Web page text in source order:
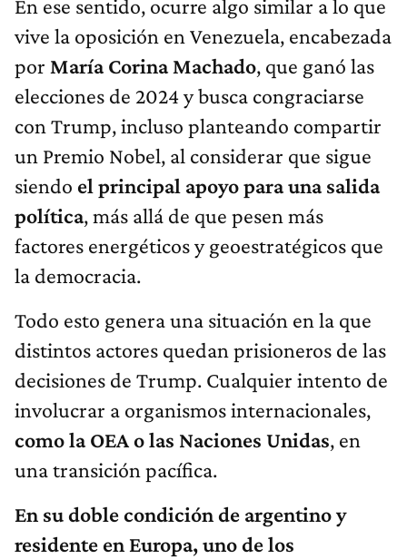
En ese sentido, ocurre algo similar a lo que
vive la oposición en Venezuela, encabezada
por María Corina Machado, que ganó las
elecciones de 2024 y busca congraciarse
con Trump, incluso planteando compartir
un Premio Nobel, al considerar que sigue
siendo el principal apoyo para una salida
política, más allá de que pesen más
factores energéticos y geoestratégicos que
la democracia.
Todo esto genera una situación en la que
distintos actores quedan prisioneros de las
decisiones de Trump. Cualquier intento de
involucrar a organismos internacionales,
como la OEA o las Naciones Unidas, en
una transición pacífica.
En su doble condición de argentino y
residente en Europa, uno de los